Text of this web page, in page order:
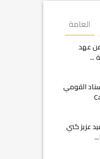
العامة
عهد
...
القومي
رغيد عزيز كني